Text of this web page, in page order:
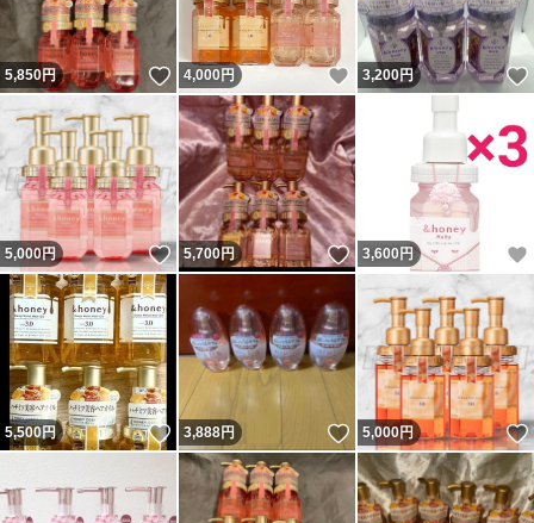
5,850円 いいね！
4,000 円 いいね！
3,200円
5,000円 いいね！
5,700円 いいね！
3,600 円
5,500円 いいね！
3,888円 いいね！
5,000円